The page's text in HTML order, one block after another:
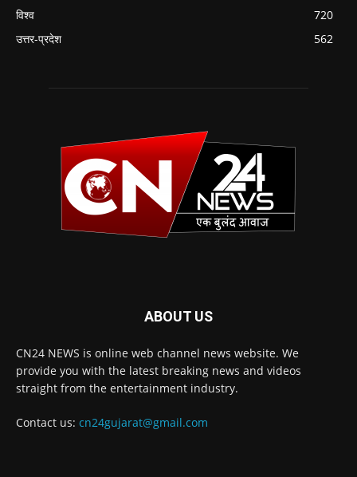
विश्व
720
उत्तर-प्रदेश
562
ABOUT US
CN24 NEWS is online web channel news website. We
provide you with the latest breaking news and videos
straight from the entertainment industry.
Contact us: cn24gujarat@gmail.com